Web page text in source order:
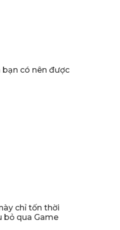
có nên được
chỉ tốn thời
bỏ qua Game